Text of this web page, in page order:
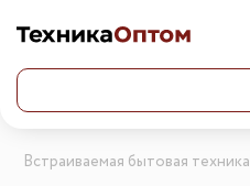
Встраиваемая бытовая техника